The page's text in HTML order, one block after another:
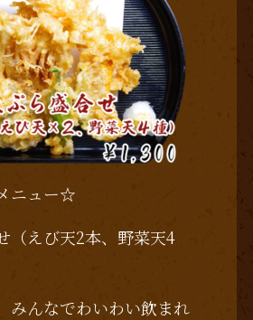
ニュー☆
（えび天2本、野菜天4
みんなでわいわい飲まれ